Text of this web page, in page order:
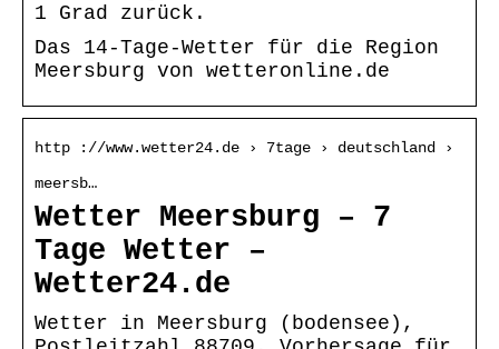
1 Grad zurück.
Das 14-Tage-Wetter für die Region
Meersburg von wetteronline.de
http ://www.wetter24.de › 7tage › deutschland ›
meersb…
Wetter Meersburg – 7
Tage Wetter –
Wetter24.de
Wetter in Meersburg (bodensee),